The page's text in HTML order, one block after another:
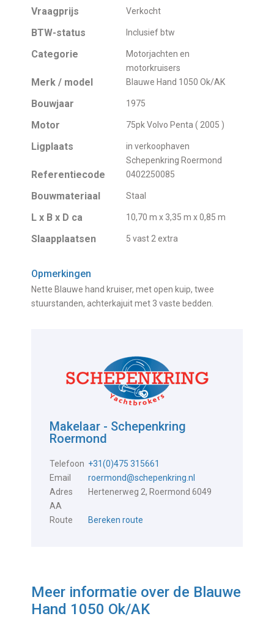
Vraagprijs Verkocht
BTW-status Inclusief btw
Categorie
Motorjachten en
motorkruisers
Merk / model Blauwe Hand 1050 Ok/AK
Bouwjaar 1975
Motor 75pk Volvo Penta ( 2005 )
Ligplaats
in verkoophaven
Schepenkring Roermond
Referentiecode 0402250085
Bouwmateriaal Staal
L x B x D ca 10,70 m x 3,35 m x 0,85 m
Slaapplaatsen 5 vast 2 extra
Opmerkingen
Nette Blauwe hand kruiser, met open kuip, twee
stuurstanden, achterkajuit met 3 vaste bedden.
Makelaar - Schepenkring
Roermond
Telefoon +31(0)475 315661
Email
roermond@schepenkring.nl
Adres
Hertenerweg 2, Roermond 6049
AA
Route
Bereken route
Meer informatie over de Blauwe
Hand 1050 Ok/AK